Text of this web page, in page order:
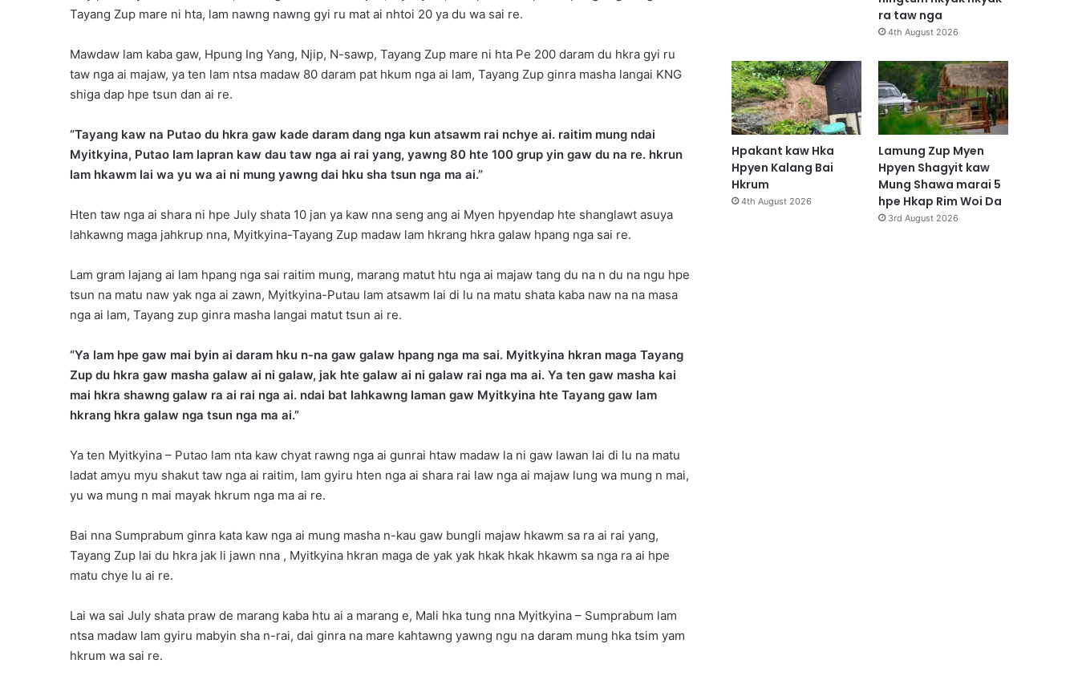
Tayang Zup mare ni hta, lam nawng nawng gyi ru mat ai nhtoi 20 ya du wa sai re.
Mawdaw lam kaba gaw, Hpung Ing Yang, Njip, N-sawp, Tayang Zup mare ni hta Pe 200 daram du hkra gyi ru
taw nga ai majaw, ya ten lam ntsa madaw 80 daram pat hkum nga ai lam, Tayang Zup ginra masha langai KNG
shiga dap hpe tsun dan ai re.
“Tayang kaw na Putao du hkra gaw kade daram dang nga kun atsawm rai nchye ai. raitim mung ndai
Myitkyina, Putao lam lapran kaw dau taw nga ai rai yang, yawng 80 hte 100 grup yin gaw du na re. hkrun
lam hkawm lai wa yu wa ai ni mung yawng dai hku sha tsun nga ma ai.”
Hten taw nga ai shara ni hpe July shata 10 jan ya kaw nna seng ang ai Myen hpyendap hte shanglawt asuya
lahkawng maga jahkrup nna, Myitkyina-Tayang Zup madaw lam hkrang hkra galaw hpang nga sai re.
Lam gram lajang ai lam hpang nga sai raitim mung, marang matut htu nga ai majaw tang du na n du na ngu hpe
tsun na matu naw yak nga ai zawn, Myitkyina-Putau lam atsawm lai di lu na matu shata kaba naw na na masa
nga ai lam, Tayang zup ginra masha langai matut tsun ai re.
“Ya lam hpe gaw mai byin ai daram hku n-na gaw galaw hpang nga ma sai. Myitkyina hkran maga Tayang
Zup du hkra gaw masha galaw ai ni galaw, jak hte galaw ai ni galaw rai nga ma ai. Ya ten gaw masha kai
mai hkra shawng galaw ra ai rai nga ai. ndai bat lahkawng laman gaw Myitkyina hte Tayang gaw lam
hkrang hkra galaw nga tsun nga ma ai.”
Ya ten Myitkyina – Putao lam nta kaw chyat rawng nga ai gunrai htaw madaw la ni gaw lawan lai di lu na matu
ladat amyu myu shakut taw nga ai raitim, lam gyiru hten nga ai shara rai law nga ai majaw lung wa mung n mai,
yu wa mung n mai mayak hkrum nga ma ai re.
Bai nna Sumprabum ginra kata kaw nga ai mung masha n-kau gaw bungli majaw hkawm sa ra ai rai yang,
Tayang Zup lai du hkra jak li jawn nna , Myitkyina hkran maga de yak yak hkak hkak hkawm sa nga ra ai hpe
matu chye lu ai re.
Lai wa sai July shata praw de marang kaba htu ai a marang e, Mali hka tung nna Myitkyina – Sumprabum lam
ntsa madaw lam gyiru mabyin sha n-rai, dai ginra na mare kahtawng yawng ngu na daram mung hka tsim yam
hkrum wa sai re.
ra taw nga
4th August 2026
Hpakant kaw Hka
Hpyen Kalang Bai
Hkrum
4th August 2026
Lamung Zup Myen
Hpyen Shagyit kaw
Mung Shawa marai 5
hpe Hkap Rim Woi Da
3rd August 2026